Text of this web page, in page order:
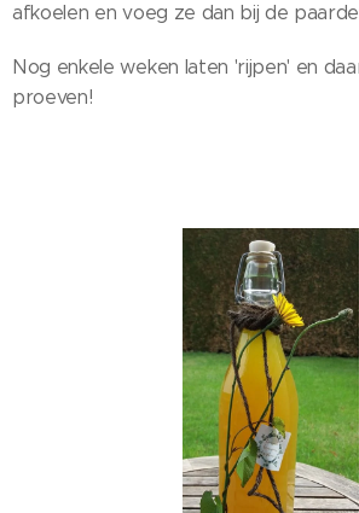
afkoelen en voeg ze dan bij de
Nog enkele weken laten 'rijpen' en
proeven!